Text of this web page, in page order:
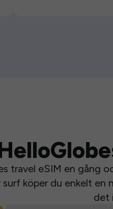
travel eSIM en gång
köper du enkelt en
det